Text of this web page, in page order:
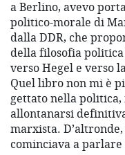
a Berlino, avevo
politico-morale di
dalla DDR, che
della filosofia
verso Hegel e verso
Quel libro non mi è
gettato nella politica,
allontanarsi
marxista.
cominciava a